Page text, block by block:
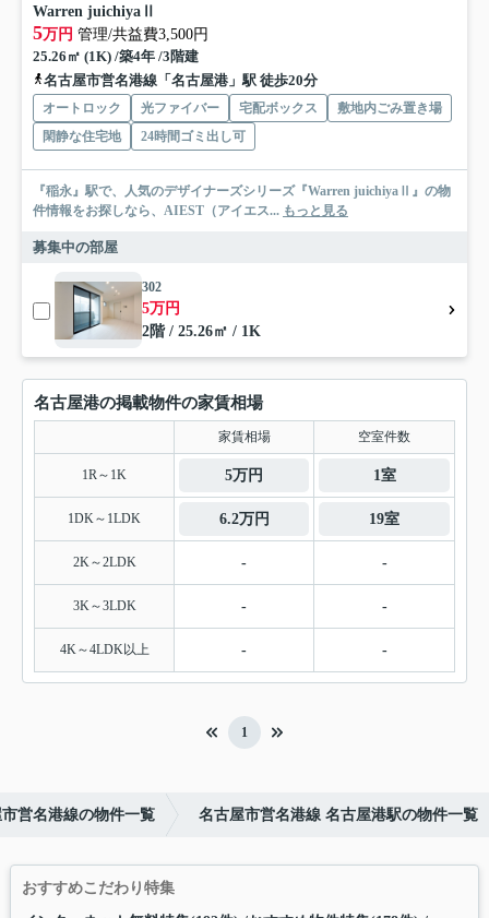
Warren juichiyaⅡ
5万円 管理/共益費3,500円
25.26㎡ (1K) /築4年 /3階建
名古屋市営名港線「名古屋港」駅 徒歩20分
オートロック 光ファイバー 宅配ボックス
敷地内ごみ置き場
閑静な住宅地
24時間ゴミ出し可
『稲永』駅で、人気のデザイナーズシリーズ『Warren juichiyaⅡ』の物
件情報をお探しなら、AIEST（アイエス... もっと見る
募集中の部屋
302
5万円
2階 / 25.26㎡ / 1K
名古屋港の掲載物件の家賃相場
家賃相場 空室件数
1R～1K 5万円 1室
1DK～1LDK 6.2万円 19室
2K～2LDK - -
3K～3LDK - -
4K～4LDK以上 - -
1
営名港線の物件一覧 名古屋市営名港線 名古屋港駅の物件一覧
おすすめこだわり特集